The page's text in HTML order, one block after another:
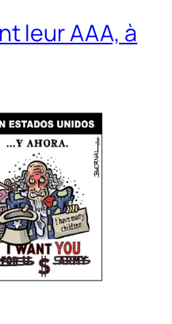
leur AAA, à